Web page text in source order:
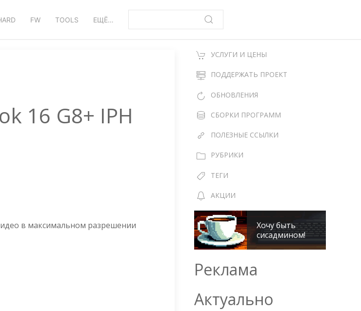
FW TOOLS ЕЩЁ…
16 G8+ IPH
в максимальном разрешении
УСЛУГИ И ЦЕНЫ
ПОДДЕРЖАТЬ ПРОЕКТ
ОБНОВЛЕНИЯ
СБОРКИ ПРОГРАММ
ПОЛЕЗНЫЕ ССЫЛКИ
РУБРИКИ
ТЕГИ
АКЦИИ
Хочу быть
сисадмином!
Реклама
Актуально